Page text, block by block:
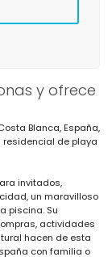
y ofrece
Blanca, España,
de playa
invitados,
un maravilloso
piscina. Su
actividades
hacen de esta
con familia o